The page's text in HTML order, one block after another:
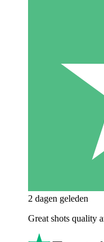
2 dagen geleden
Great shots quality